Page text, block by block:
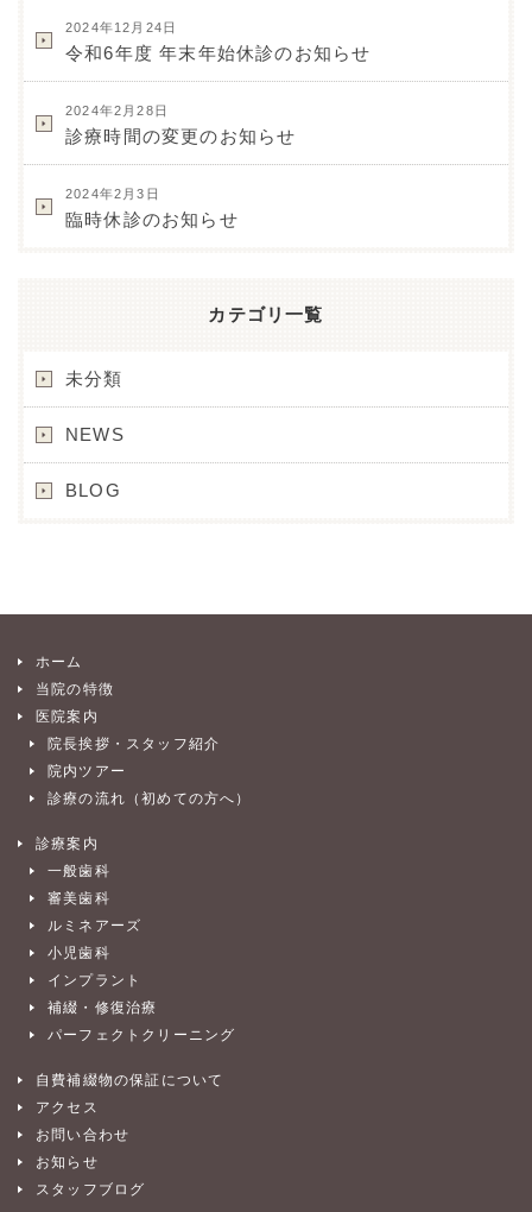
2024年12月24日
令和6年度 年末年始休診のお知らせ
2024年2月28日
診療時間の変更のお知らせ
2024年2月3日
臨時休診のお知らせ
カテゴリ一覧
未分類
NEWS
BLOG
ホーム
当院の特徴
医院案内
院長挨拶・スタッフ紹介
院内ツアー
診療の流れ（初めての方へ）
診療案内
一般歯科
審美歯科
ルミネアーズ
小児歯科
インプラント
補綴・修復治療
パーフェクトクリーニング
自費補綴物の保証について
アクセス
お問い合わせ
お知らせ
スタッフブログ